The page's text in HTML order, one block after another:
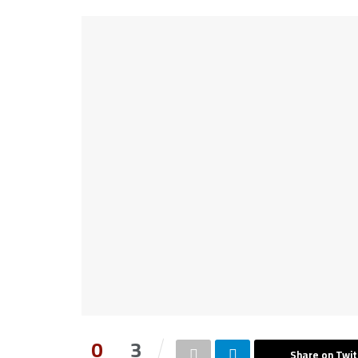
0 3